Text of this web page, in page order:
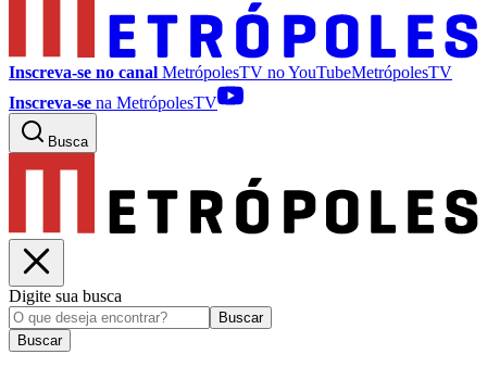
Inscreva-se no canal MetrópolesTV noYouTubeMetrópolesTV
Inscreva-se na MetrópolesTV
Busca
Digite sua busca
Buscar
Buscar